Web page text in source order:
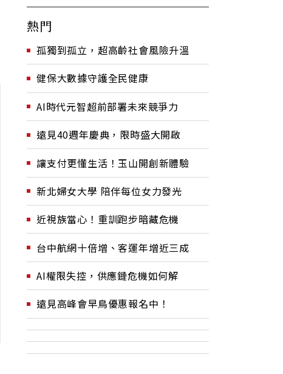
熱門
孤獨到孤立，超高齡社會風險升溫
健保大數據守護全民健康
AI時代元智超前部署未來競爭力
遠見40週年慶典，限時盛大開啟
讓支付更懂生活！玉山開創新體驗
新北婦女大學 陪伴每位女力發光
近視族當心！重訓跑步暗藏危機
台中航網十倍增、客運年增近三成
AI權限失控，供應鏈危機如何解
遠見高峰會早鳥優惠報名中！